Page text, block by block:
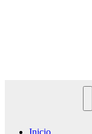
Inicio